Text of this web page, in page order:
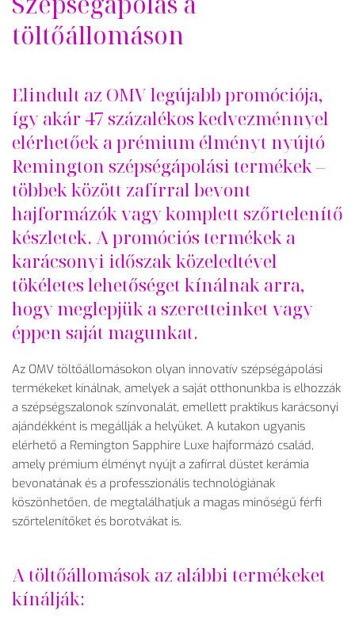
töltőállomáson
Elindult az OMV legújabb promóciója,
így akár 47 százalékos kedvezménnyel
elérhetőek a prémium élményt nyújtó
Remington szépségápolási termékek –
többek között zafírral bevont
hajformázók vagy komplett szőrtelenítő
készletek. A promóciós termékek a
karácsonyi időszak közeledtével
tökéletes lehetőséget kínálnak arra,
hogy meglepjük a szeretteinket vagy
éppen saját magunkat.
Az OMV töltőállomásokon olyan innovatív szépségápolási
termékeket kínálnak, amelyek a saját otthonunkba is elhozzák
a szépségszalonok színvonalát, emellett praktikus karácsonyi
ajándékként is megállják a helyüket. A kutakon ugyanis
elérhető a Remington Sapphire Luxe hajformázó család,
amely prémium élményt nyújt a zafírral düstet kerámia
bevonatának és a professzionális technológiának
köszönhetően, de megtalálhatjuk a magas minőségű férfi
szőrtelenítőket és borotvákat is.
A töltőállomások az alábbi termékeket
kínálják: